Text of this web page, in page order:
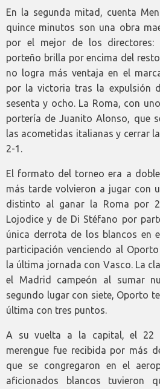
En la segunda mitad, cuenta
quince minutos son una obra
por el mejor de los directores:
porteño brilla por encima del
no logra más ventaja en el
por la victoria tras la expulsión
sesenta y ocho. La Roma, con
portería de Juanito Alonso, que
las acometidas italianas y cerrar
2-1.
El formato del torneo era a
más tarde volvieron a jugar con
distinto al ganar la Roma por
Lojodice y de Di Stéfano por
única derrota de los blancos en
participación venciendo al
la última jornada con Vasco. La
el Madrid campeón al sumar
segundo lugar con siete, Oporto
última con tres puntos.
A su vuelta a la capital, el 22
merengue fue recibida por más
que se congregaron en el
aficionados blancos tuvieron